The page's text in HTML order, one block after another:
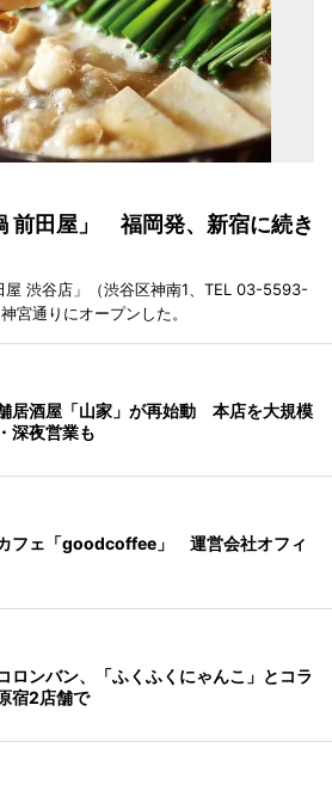
前田屋」 福岡発、新宿に続き
屋 渋谷店」（渋谷区神南1、TEL 03-5593-
宮通りにオープンした。
居酒屋「山家」が再始動 本店を大規模
深夜営業も
フェ「goodcoffee」 運営会社オフィ
ロンバン、「ふくふくにゃんこ」とコラ
宿2店舗で